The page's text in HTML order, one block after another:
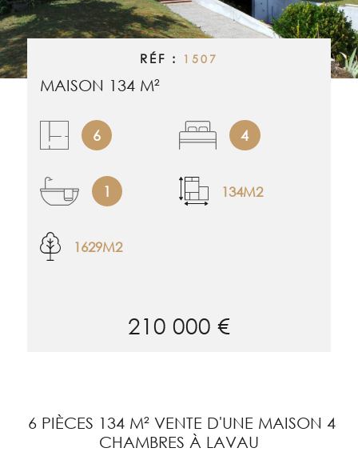
ALERTE
ESTIMATION
RÉF : 1507
MAISON 134 M²
6 4
1 134M2
1629M2
210 000 €
6 PIÈCES 134 M² VENTE D'UNE MAISON 4
CHAMBRES À LAVAU
RECHERCHER